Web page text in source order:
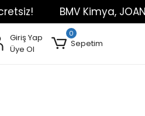
BMV Kimya, JOANLAB
Giriş Yap
Üye Ol
0
Sepetim